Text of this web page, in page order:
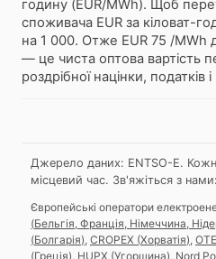
годину (EUR/MWh). Щоб
споживача EUR за кіловат-
на 1 000. Отже EUR 75 /MWh
— це чиста оптова вартість
роздрібної націнки, податків
Джерело даних: ENTSO-E.
місцевий час. Зв'яжіться з нами:
Європейські оператори
(Бельгія, Франція, Німеччина,
(Болгарія), CROPEX (Хорватія), OTE
(Греція) HUPX (Угорщина) Nord